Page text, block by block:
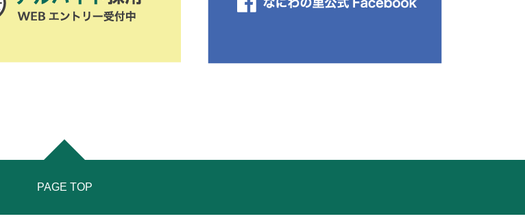
PAGE TOP